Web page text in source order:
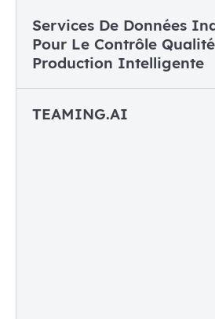
Services De Données
Pour Le Contrôle
Production Intelligente
TEAMING.AI